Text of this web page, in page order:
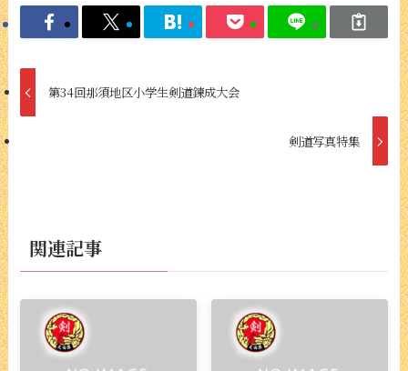
第34回那須地区小学生剣道錬成大会
剣道写真特集
関連記事